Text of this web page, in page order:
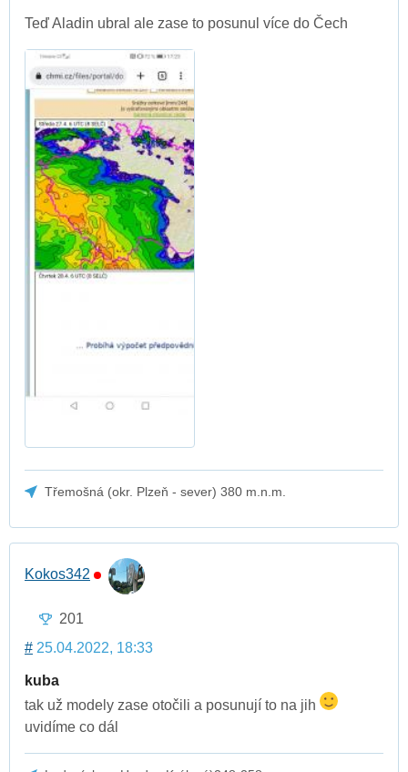
Teď Aladin ubral ale zase to posunul více do Čech
Třemošná (okr. Plzeň - sever) 380 m.n.m.
Kokos342
201
# 25.04.2022, 18:33
kuba
tak už modely zase otočili a posunují to na jih
uvidíme co dál